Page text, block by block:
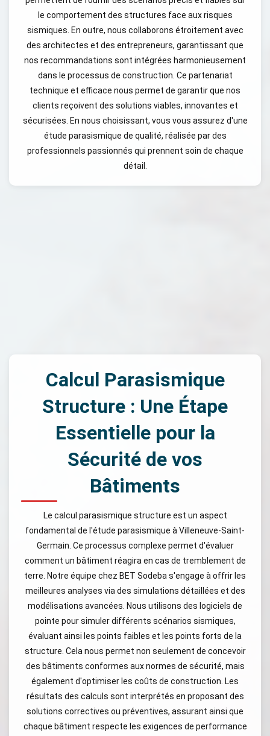
le comportement des structures face aux risques
sismiques. En outre, nous collaborons étroitement avec
des architectes et des entrepreneurs, garantissant que
nos recommandations sont intégrées harmonieusement
dans le processus de construction. Ce partenariat
technique et efficace nous permet de garantir que nos
clients reçoivent des solutions viables, innovantes et
sécurisées. En nous choisissant, vous vous assurez d'une
étude parasismique de qualité, réalisée par des
professionnels passionnés qui prennent soin de chaque
détail.
Calcul Parasismique
Structure : Une Étape
Essentielle pour la
Sécurité de vos
Bâtiments
Le calcul parasismique structure est un aspect
fondamental de l'étude parasismique à Villeneuve-Saint-
Germain. Ce processus complexe permet d'évaluer
comment un bâtiment réagira en cas de tremblement de
terre. Notre équipe chez BET Sodeba s'engage à offrir les
meilleures analyses via des simulations détaillées et des
modélisations avancées. Nous utilisons des logiciels de
pointe pour simuler différents scénarios sismiques,
évaluant ainsi les points faibles et les points forts de la
structure. Cela nous permet non seulement de concevoir
des bâtiments conformes aux normes de sécurité, mais
également d'optimiser les coûts de construction. Les
résultats des calculs sont interprétés en proposant des
solutions correctives ou préventives, assurant ainsi que
chaque bâtiment respecte les exigences de performance